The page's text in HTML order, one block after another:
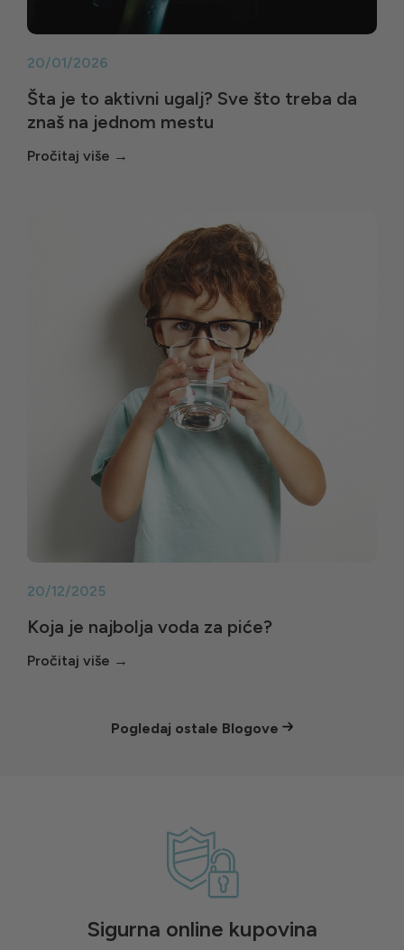
20/01/2026
Šta je to aktivni ugalj? Sve što treba da
znaš na jednom mestu
20/12/2025
Koja je najbolja voda za piće?
Pogledaj ostale Blogove
Sigurna online kupovina